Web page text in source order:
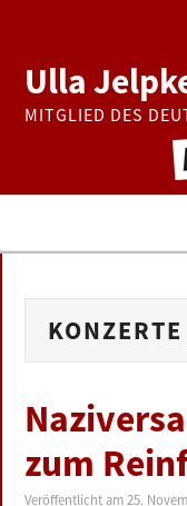
Ulla
MITGLIED DES
BUNDESTAG
ZUR PERSON
KONZERTE
zum
Veröffentlicht am25.